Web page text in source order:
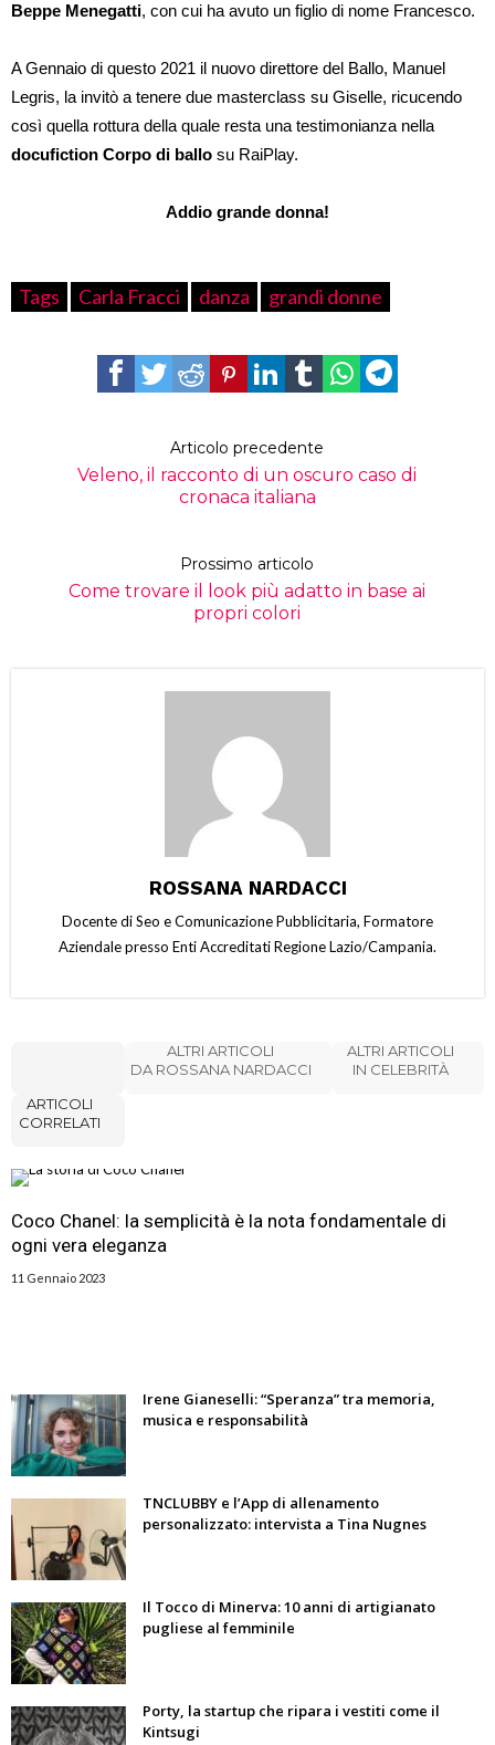
Beppe Menegatti, con cui ha avuto un figlio di nome Francesco.
A Gennaio di questo 2021 il nuovo direttore del Ballo, Manuel
Legris, la invitò a tenere due masterclass su Giselle, ricucendo
così quella rottura della quale resta una testimonianza nella
docufiction Corpo di ballo su RaiPlay.
Addio grande donna!
Tags Carla Fracci danza grandi donne
Articolo precedente
Veleno, il racconto di un oscuro caso di
cronaca italiana
Prossimo articolo
Come trovare il look più adatto in base ai
propri colori
ROSSANA NARDACCI
Docente di Seo e Comunicazione Pubblicitaria, Formatore
Aziendale presso Enti Accreditati Regione Lazio/Campania.
ARTICOLI
CORRELATI
ALTRI ARTICOLI
DA ROSSANA NARDACCI
ALTRI ARTICOLI
IN CELEBRITÀ
Coco Chanel: la semplicità è la nota fondamentale di
ogni vera eleganza
11 Gennaio 2023
Irene Gianeselli: “Speranza” tra memoria,
musica e responsabilità
TNCLUBBY e l’App di allenamento
personalizzato: intervista a Tina Nugnes
Il Tocco di Minerva: 10 anni di artigianato
pugliese al femminile
Porty, la startup che ripara i vestiti come il
Kintsugi